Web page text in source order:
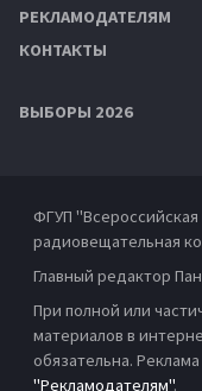
РЕКЛАМОДАТЕЛЯМ
КОНТАКТЫ
ВЫБОРЫ 2026
ФГУП "Всероссийская
радиовещательная
Главный редактор
При полной или
материалов в
обязательна.
"Рекламодателям".